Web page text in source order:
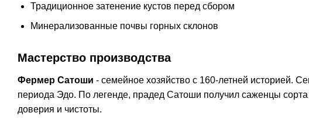
Традиционное затенение кустов перед сбором
Минерализованные почвы горных склонов
Мастерство производства
Фермер Сатоши - семейное хозяйство с 160-летней историей.
периода Эдо. По легенде, прадед Сатоши получил саженцы
доверия и чистоты.